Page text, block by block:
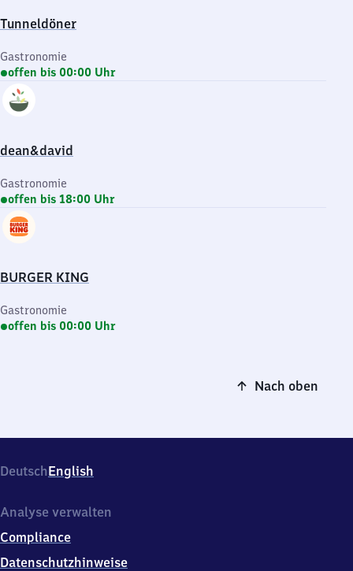
Tunneldöner
Gastronomie
offen bis 00:00 Uhr
dean&david
Gastronomie
offen bis 18:00 Uhr
BURGER KING
Gastronomie
offen bis 00:00 Uhr
Nach oben
DeutschEnglish
Analyse verwalten
Compliance
Datenschutzhinweise